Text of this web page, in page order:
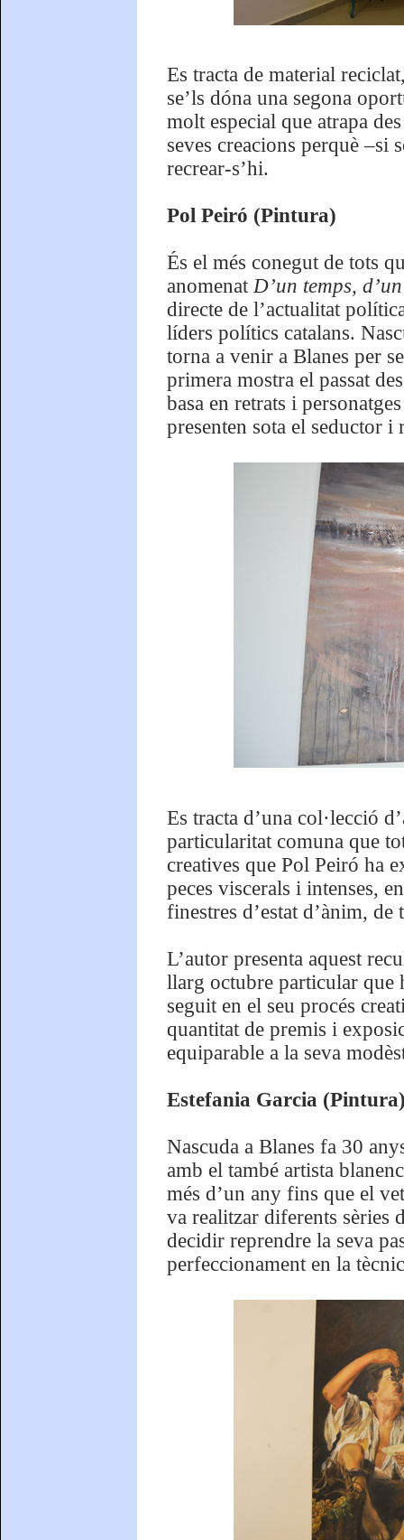
Es tracta de material
se’ls dóna una segona
molt especial que atrapa
seves creacions perquè –si
recrear-s’hi.
Pol Peiró (Pintura)
És el més conegut de tots
anomenatD’un temps,
directe de l’actualitat
líders polítics catalans.
torna a venir a Blanes per
primera mostra el passat
basa en retrats i
presenten sota el seductor
Es tracta d’una col·lecció
particularitat comuna que
creatives que Pol Peiró ha
peces viscerals i intenses,
finestres d’estat d’ànim,
L’autor presenta aquest
llarg octubre particular que
seguit en el seu procés
quantitat de premis i
equiparable a la seva
Estefania Garcia
Nascuda a Blanes fa 30
amb el també artista
més d’un any fins que el
va realitzar diferents sèries
decidir reprendre la seva
perfeccionament en la